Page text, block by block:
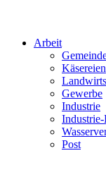
Arbeit
Käsereien
Gewerbe
Industrie
Industrie-
Post